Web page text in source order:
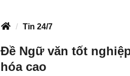
Tin 24/7
Đề Ngữ văn tốt
hóa cao